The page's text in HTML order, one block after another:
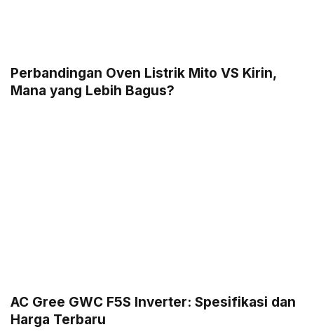
Perbandingan Oven Listrik Mito VS Kirin,
Mana yang Lebih Bagus?
AC Gree GWC F5S Inverter: Spesifikasi dan
Harga Terbaru